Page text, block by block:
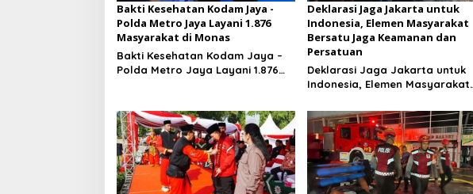
Bakti Kesehatan Kodam Jaya -
Polda Metro Jaya Layani 1.876
Masyarakat di Monas
Bakti Kesehatan Kodam Jaya –
Polda Metro Jaya Layani 1.876
Deklarasi Jaga Jakarta untuk
Indonesia, Elemen Masyarakat
Bersatu Jaga Keamanan dan
Persatuan
Deklarasi Jaga Jakarta untuk
Indonesia, Elemen Masyarakat
Persatuan